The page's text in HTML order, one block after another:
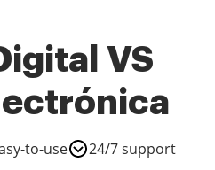
VS
to-use 24/7 support